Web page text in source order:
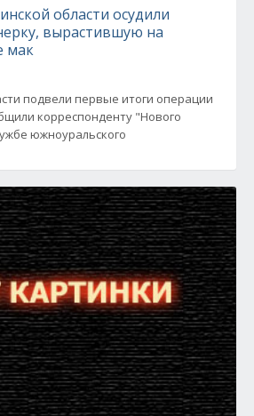
области осудили
вырастившую на
мак
подвели первые итоги операции
корреспонденту "Нового
южноуральского